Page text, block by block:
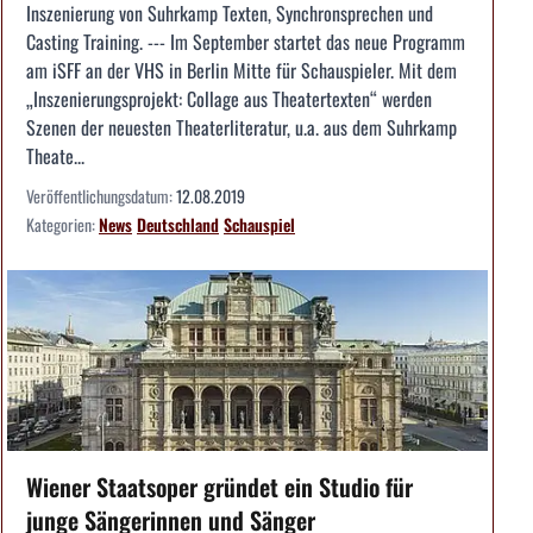
Inszenierung von Suhrkamp Texten, Synchronsprechen und
Casting Training. --- Im September startet das neue Programm
am iSFF an der VHS in Berlin Mitte für Schauspieler. Mit dem
„Inszenierungsprojekt: Collage aus Theatertexten“ werden
Szenen der neuesten Theaterliteratur, u.a. aus dem Suhrkamp
Theate...
Veröffentlichungsdatum:12.08.2019
Kategorien:NewsDeutschlandSchauspiel
Wiener Staatsoper gründet ein Studio für
junge Sängerinnen und Sänger